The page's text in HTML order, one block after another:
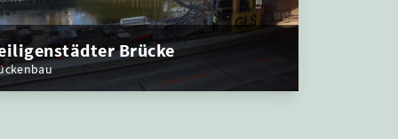
Brücke